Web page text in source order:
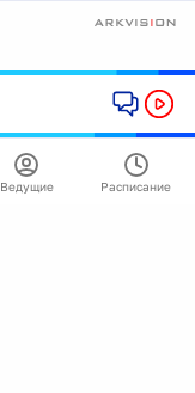
Ведущие Расписание